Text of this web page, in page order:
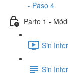
- Paso 4
Parte 1 -
Sin
Sin